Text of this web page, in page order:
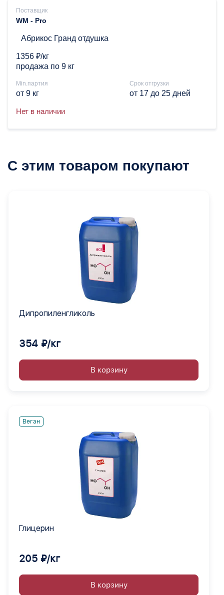
Поставщик
WM - Pro
Абрикос Гранд отдушка
1356 ₽/кг
продажа по 9 кг
Min.партия
от 9 кг
Срок отгрузки
от 17 до 25 дней
Нет в наличии
С этим товаром покупают
Дипропиленгликоль
354 ₽/кг
В корзину
Веган
Глицерин
205 ₽/кг
В корзину